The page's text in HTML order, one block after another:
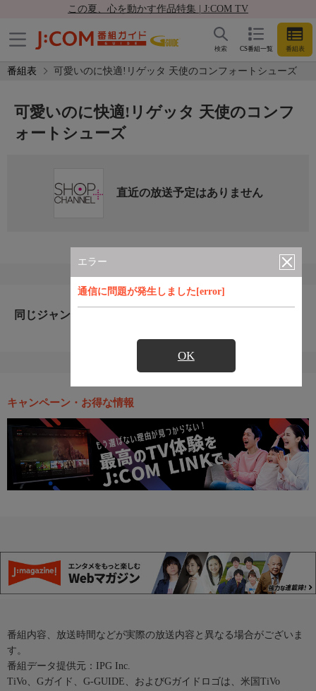
この夏、心を動かす作品特集 | J:COM TV
CS番組一覧 番組表
検索
番組表 可愛いのに快適!リゲッタ 天使のコンフォートシューズ
エラー
通信に問題が発生しました[error]
OK
可愛いのに快適!リゲッタ 天使のコンフ
ォートシューズ
直近の放送予定はありません
同じジャンルのおすすめ番組
キャンペーン・お得な情報
番組内容、放送時間などが実際の放送内容と異なる場合がございま
す。
番組データ提供元：IPG Inc.
TiVo、Gガイド、G-GUIDE、およびGガイドロゴは、米国TiVo